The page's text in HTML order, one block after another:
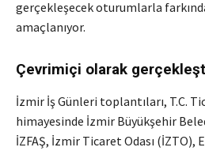
gerçekleşecek oturumlarla
amaçlanıyor.
Çevrimiçi olarak
İzmir İş Günleri toplantıları, T.C.
himayesinde İzmir Büyükşehir
İZFAŞ, İzmir Ticaret Odası (İZTO),